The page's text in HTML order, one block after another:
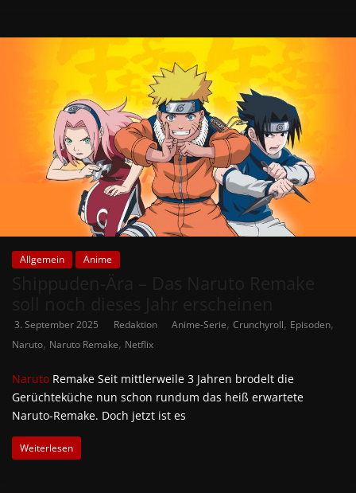
Allgemein Anime
3. September 2025 Redaktion Anime-Serie, Crunchyroll, Episoden,
Naruto, Naruto Remake, Netflix
Naruto Remake Seit mittlerweile 3 Jahren brodelt die
Gerüchteküche nun schon rundum das heiß erwartete
Naruto-Remake. Doch jetzt ist es
Weiterlesen